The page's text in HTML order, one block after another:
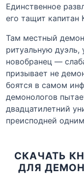
Единственное
его тащит капитан
Там местный
ритуальную дуэль,
новобранец —
призывает не
боятся в самом
демонологов
двадцатилетний
преисподней
СКАЧАТЬ
ДЛЯ